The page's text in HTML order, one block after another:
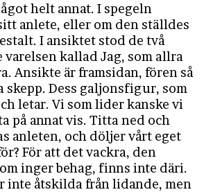
helt annat. I spegeln
anlete, eller om den ställdes
I ansiktet stod de två
varelsen kallad Jag, som allra
Ansikte är framsidan, fören så
skepp. Dess galjonsfigur, som
letar. Vi som lider kanske vi
på annat vis. Titta ned och
anleten, och döljer vårt eget
För att det vackra, den
inger behag, finns inte däri.
inte åtskilda från lidande, men